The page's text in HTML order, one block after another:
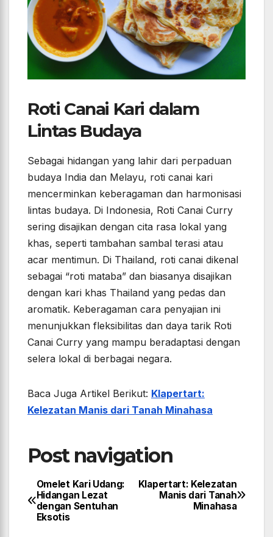
Roti Canai Kari dalam
Lintas Budaya
Sebagai hidangan yang lahir dari perpaduan
budaya India dan Melayu, roti canai kari
mencerminkan keberagaman dan harmonisasi
lintas budaya. Di Indonesia, Roti Canai Curry
sering disajikan dengan cita rasa lokal yang
khas, seperti tambahan sambal terasi atau
acar mentimun. Di Thailand, roti canai dikenal
sebagai “roti mataba” dan biasanya disajikan
dengan kari khas Thailand yang pedas dan
aromatik. Keberagaman cara penyajian ini
menunjukkan fleksibilitas dan daya tarik Roti
Canai Curry yang mampu beradaptasi dengan
selera lokal di berbagai negara.
Baca Juga Artikel Berikut: Klapertart:
Kelezatan Manis dari Tanah Minahasa
Post navigation
Klapertart: Kelezatan
Manis dari Tanah
Minahasa
Omelet Kari Udang:
Hidangan Lezat
dengan Sentuhan
Eksotis